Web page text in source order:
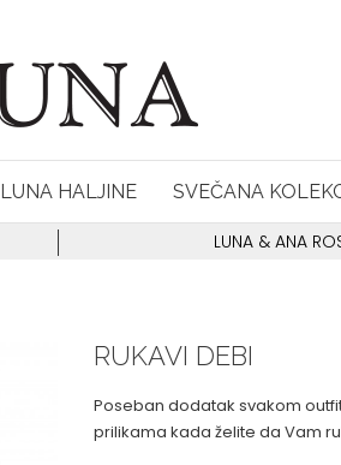
LUNA HALJINE SVEČANA
LUNA & ANA
RUKAVI DEBI
Poseban dodatak svakom
prilikama kada želite da Vam